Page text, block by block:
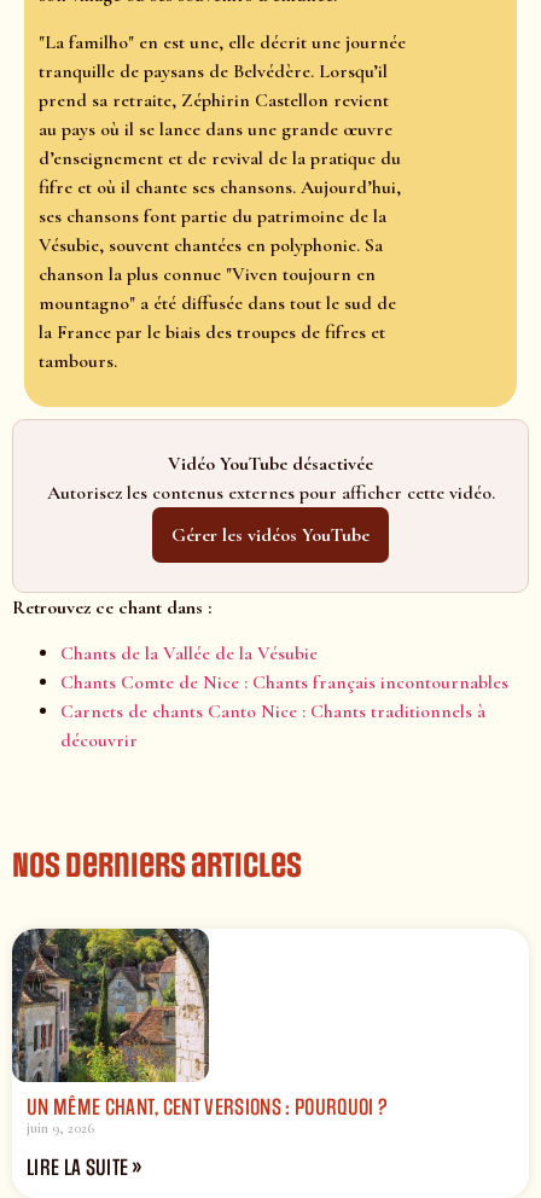
"La familho" en est une, elle décrit une journée
tranquille de paysans de Belvédère. Lorsqu’il
prend sa retraite, Zéphirin Castellon revient
au pays où il se lance dans une grande œuvre
d’enseignement et de revival de la pratique du
fifre et où il chante ses chansons. Aujourd’hui,
ses chansons font partie du patrimoine de la
Vésubie, souvent chantées en polyphonie. Sa
chanson la plus connue "Viven toujourn en
mountagno" a été diffusée dans tout le sud de
la France par le biais des troupes de fifres et
tambours.
Vidéo YouTube désactivée
Autorisez les contenus externes pour afficher cette vidéo.
Gérer les vidéos YouTube
Retrouvez ce chant dans :
Chants de la Vallée de la Vésubie
Chants Comte de Nice : Chants français incontournables
Carnets de chants Canto Nice : Chants traditionnels à
découvrir
Nos derniers articles
UN MÊME CHANT, CENT VERSIONS : POURQUOI ?
juin 9, 2026
LIRE LA SUITE »